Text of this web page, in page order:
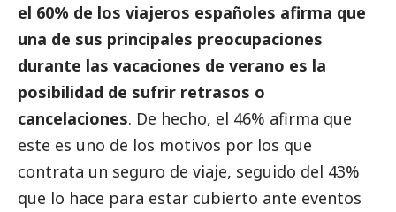
el 60% de los viajeros españoles afirma que
una de sus principales preocupaciones
durante las vacaciones de verano es la
posibilidad de sufrir retrasos o
cancelaciones. De hecho, el 46% afirma que
este es uno de los motivos por los que
contrata un seguro de viaje, seguido del 43%
que lo hace para estar cubierto ante eventos